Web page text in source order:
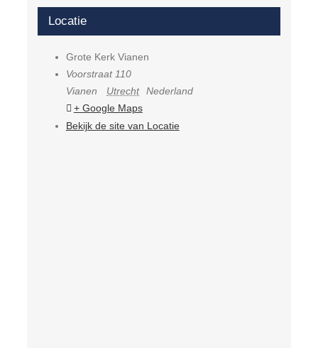
Locatie
Grote Kerk Vianen
Voorstraat 110
Vianen
Utrecht Nederland
+ Google Maps
Bekijk de site van Locatie